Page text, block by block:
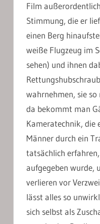
Film
Stimmung, die er
einen Berg
weiße Flugzeug im
sehen) und ihnen
wahrnehmen, sie
da bekommt man
Kameratechnik, die
Männer durch ein
tatsächlich
aufgegeben wurde,
verlieren vor
lässt alles so
sich selbst als